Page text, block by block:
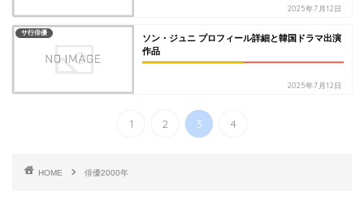
2025年7月12日
サ行俳優
ソン・ジュニ プロフィール詳細と韓国ドラマ出演
作品
2025年7月12日
1 2 3 4
HOME 俳優2000年